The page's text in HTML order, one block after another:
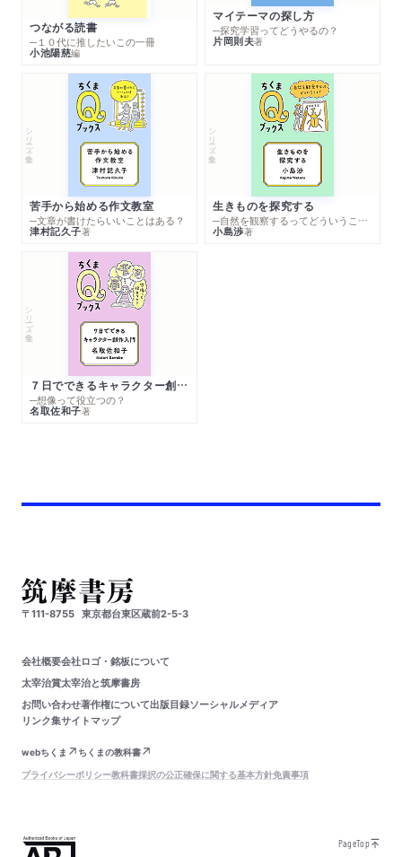
つながる読書
─１０代に推したいこの一冊
小池陽慈編
マイテーマの探し方
─探究学習ってどうやるの？
片岡則夫著
シリーズ・全集
苦手から始める作文教室
─文章が書けたらいいことはある？
津村記久子著
シリーズ・全集
生きものを探究する
─自然を観察するってどういうこと？
小島渉著
シリーズ・全集
７日でできるキャラクター創作入門
─想像って役立つの？
名取佐和子著
〒111-8755 東京都台東区蔵前2-5-3
会社概要会社ロゴ・銘板について
太宰治賞太宰治と筑摩書房
お問い合わせ著作権について出版目録ソーシャルメディア
リンク集サイトマップ
webちくま
ちくまの教科書
プライバシーポリシー教科書採択の公正確保に関する基本方針免責事項
PageTop